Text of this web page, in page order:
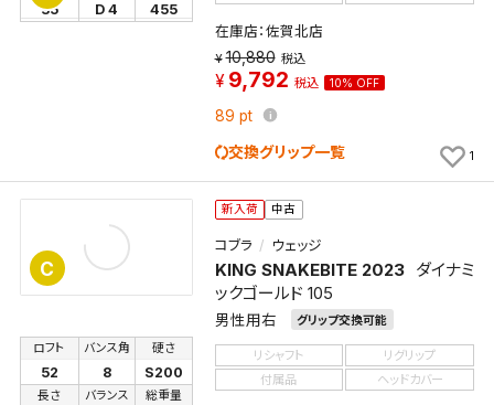
35 D 4 455
在庫店：佐賀北店
10,880 税込
9,792 税込 10% OFF
89 pt
交換グリップ一覧 1
C
新入荷 中古
コブラ ウェッジ
KING SNAKEBITE 2023
ダイナミ
ックゴールド 105
男性用右 グリップ交換可能
ロフト
52
バンス角
8
硬さ
S200
長さ バランス 総重量
リシャフト
リグリップ
付属品
ヘッドカバー
キャンセル